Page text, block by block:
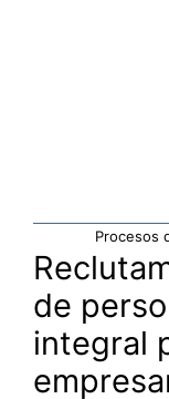
Procesos
de
integral